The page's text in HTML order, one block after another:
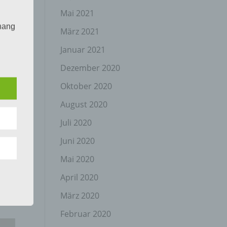
Mai 2021
März 2021
Januar 2021
Dezember 2020
Oktober 2020
August 2020
Juli 2020
Juni 2020
Mai 2020
April 2020
März 2020
Februar 2020
das